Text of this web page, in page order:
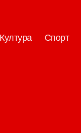
Култура Спорт